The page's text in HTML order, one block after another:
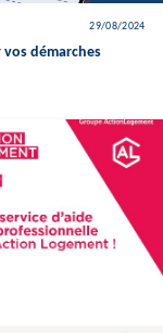
29/08/2024
démarches